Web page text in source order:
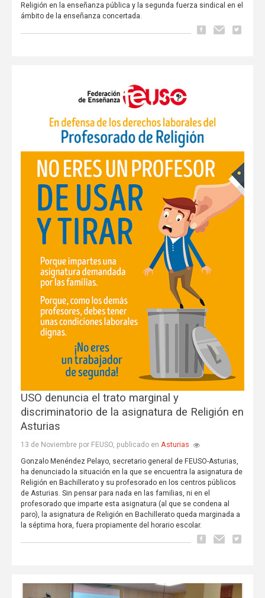
Religión en la enseñanza pública y la segunda fuerza sindical en el
ámbito de la enseñanza concertada.
USO denuncia el trato marginal y
discriminatorio de la asignatura de Religión en
Asturias
13 de Noviembre por FEUSO, publicado en Asturias
Gonzalo Menéndez Pelayo, secretario general de FEUSO-Asturias,
ha denunciado la situación en la que se encuentra la asignatura de
Religión en Bachillerato y su profesorado en los centros públicos
de Asturias. Sin pensar para nada en las familias, ni en el
profesorado que imparte esta asignatura (al que se condena al
paro), la asignatura de Religión en Bachillerato queda marginada a
la séptima hora, fuera propiamente del horario escolar.